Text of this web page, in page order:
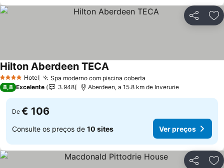
Partilhar
4 EstrelasHotel Spa moderno com piscina coberta
Hilton Aberdeen TECA
8,8 Excelente 3.948 Aberdeen, a 15.8 km de Inverurie
De € 106
Consulte os preços de 10 sites Ver preços
Partilhar